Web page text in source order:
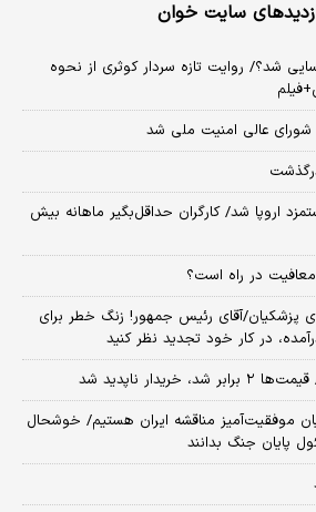
سایت خوان
شد؟/ روایت تازه سردار کوثری از نحوه
عالی امنیت ملی شد
اروپا شد/ کارگران حداقل‌بگیر ماهانه بیش
معافیت در راه است؟
پزشکیان/آقای رئیس جمهور! زنگ خطر برای
در کار خود تجدید نظر کنید
ناپدید شد
موفقیت‌آمیز مناقشه ایران هستیم/ خوشحال
پایان جنگ بدانند